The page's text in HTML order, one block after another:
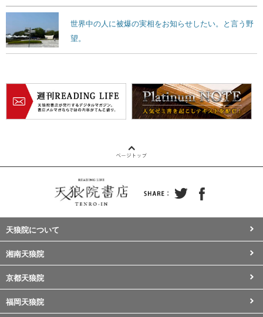
世界中の人に被爆の実相をお知らせしたい。と言う野
望。
天狼院について
湘南天狼院
京都天狼院
福岡天狼院